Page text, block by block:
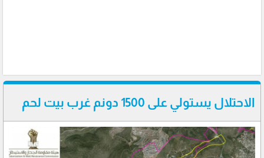
الاحتلال يستولي على 1500 دونم غرب بيت لحم